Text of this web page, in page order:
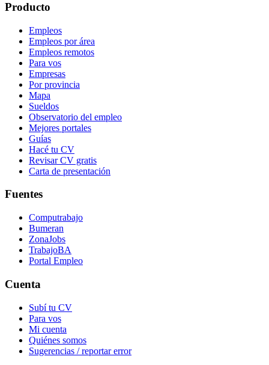
Producto
Empleos
Empleos por área
Empleos remotos
Para vos
Empresas
Por provincia
Mapa
Sueldos
Observatorio del empleo
Mejores portales
Guías
Hacé tu CV
Revisar CV gratis
Carta de presentación
Fuentes
Computrabajo
Bumeran
ZonaJobs
TrabajoBA
Portal Empleo
Cuenta
Subí tu CV
Para vos
Mi cuenta
Quiénes somos
Sugerencias / reportar error